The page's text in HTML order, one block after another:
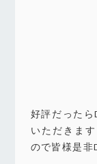
好評だったら
いただきま
ので皆様是非